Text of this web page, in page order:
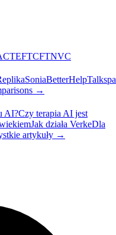
EFTCFTNVC
SoniaBetterHelp
→
AI?Czy terapia AI jest
Jak działa VerkeDla
artykuły →